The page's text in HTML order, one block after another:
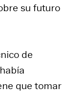
su futuro
de
que tomar